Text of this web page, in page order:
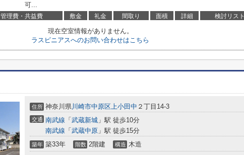
可...
管理費・共益費 敷金 礼金 間取り 面積 詳細 検討リスト
現在空室情報がありません。
ラスピニアスへのお問い合わせはこちら
住所 神奈川県川崎市中原区上小田中 ２丁目14-3
交通 南武線 「 武蔵新城 」駅 徒歩10分
南武線 「 武蔵中原 」駅 徒歩15分
築年 築33年 階数 2階建 構造 木造